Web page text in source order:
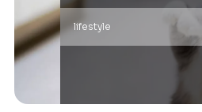
lifestyle